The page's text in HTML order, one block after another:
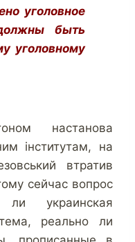
уголовное
быть
уголовному
настанова
інститутам, на
втратив
сейчас вопрос
украинская
реально ли